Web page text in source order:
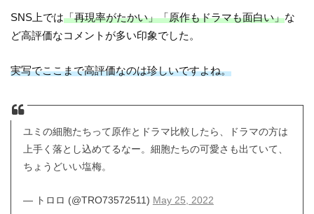
SNS上では「再現率がたかい」「原作もドラマも面白い」な
ど高評価なコメントが多い印象でした。
実写でここまで高評価なのは珍しいですよね。
ユミの細胞たちって原作とドラマ比較したら、ドラマの方は
上手く落とし込めてるなー。細胞たちの可愛さも出ていて、
ちょうどいい塩梅。
— トロロ (@TRO73572511) May 25, 2022